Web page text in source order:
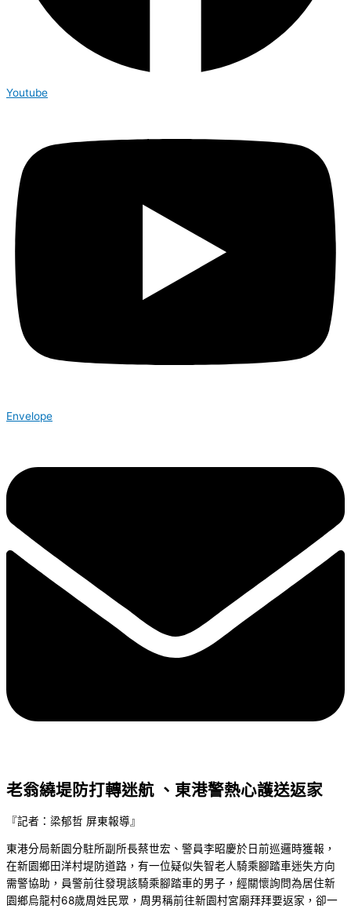
Youtube
Envelope
老翁繞堤防打轉迷航 、東港警熱心護送返家
『記者：梁郁哲 屏東報導』
東港分局新園分駐所副所長蔡世宏、警員李昭慶於日前巡邏時獲報，
在新園鄉田洋村堤防道路，有一位疑似失智老人騎乘腳踏車迷失方向
需警協助，員警前往發現該騎乘腳踏車的男子，經關懷詢問為居住新
園鄉烏龍村68歲周姓民眾，周男稱前往新園村宮廟拜拜要返家，卻一